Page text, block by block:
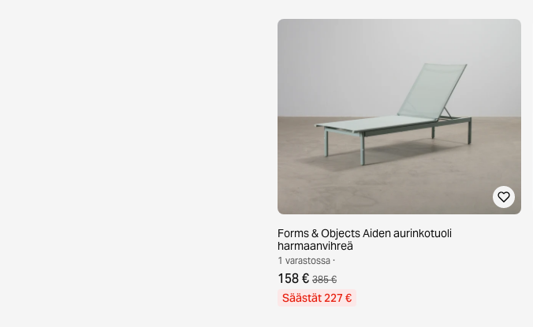
Forms & Objects Aiden aurinkotuoli
harmaanvihreä
1 varastossa ·
158 € 385 €
Säästät 227 €